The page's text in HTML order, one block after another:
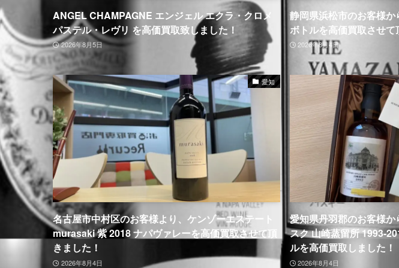
ANGEL CHAMPAGNE エンジェル エクラ・クロメ
パステル・レヴリ を高価買取致しました！
2026年8月5日
静岡県浜松市のお客様
ボトルを高価買取させて
2026年8月4日
愛知
名古屋市中村区のお客様より、ケンゾーエステート
murasaki 紫 2018 ナパヴァレーを高価買取させて頂
きました！
2026年8月4日
愛知県丹羽郡のお客様
スク 山崎蒸留所 1993-
ルを高価買取しました！
2026年8月4日